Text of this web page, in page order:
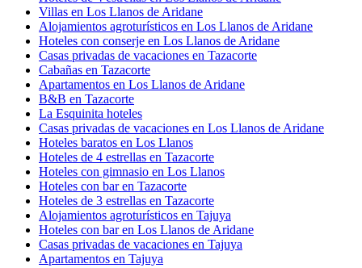
Villas en Los Llanos de Aridane
Alojamientos agroturísticos en Los Llanos de Aridane
Hoteles con conserje en Los Llanos de Aridane
Casas privadas de vacaciones en Tazacorte
Cabañas en Tazacorte
Apartamentos en Los Llanos de Aridane
B&B en Tazacorte
La Esquinita hoteles
Casas privadas de vacaciones en Los Llanos de Aridane
Hoteles baratos en Los Llanos
Hoteles de 4 estrellas en Tazacorte
Hoteles con gimnasio en Los Llanos
Hoteles con bar en Tazacorte
Hoteles de 3 estrellas en Tazacorte
Alojamientos agroturísticos en Tajuya
Hoteles con bar en Los Llanos de Aridane
Casas privadas de vacaciones en Tajuya
Apartamentos en Tajuya